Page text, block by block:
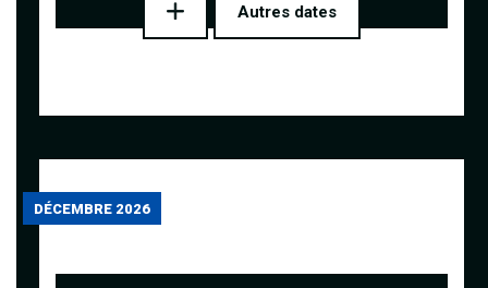
Autres dates
DÉCEMBRE 2026